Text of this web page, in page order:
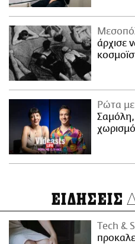
άρχισε
Ρώτα με
Σαμόλη,
ΕΙΔΗΣΕΙΣ
Τech &